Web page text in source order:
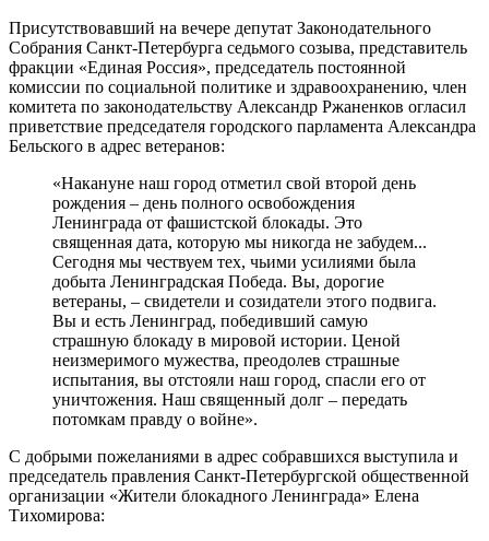
Присутствовавший на вечере депутат Законодательного
Собрания Санкт-Петербурга седьмого созыва, представитель
фракции «Единая Россия», председатель постоянной
комиссии по социальной политике и здравоохранению, член
комитета по законодательству Александр Ржаненков огласил
приветствие председателя городского парламента Александра
Бельского в адрес ветеранов:
«Накануне наш город отметил свой второй день
рождения – день полного освобождения
Ленинграда от фашистской блокады. Это
священная дата, которую мы никогда не забудем...
Сегодня мы чествуем тех, чьими усилиями была
добыта Ленинградская Победа. Вы, дорогие
ветераны, – свидетели и созидатели этого подвига.
Вы и есть Ленинград, победивший самую
страшную блокаду в мировой истории. Ценой
неизмеримого мужества, преодолев страшные
испытания, вы отстояли наш город, спасли его от
уничтожения. Наш священный долг – передать
потомкам правду о войне».
С добрыми пожеланиями в адрес собравшихся выступила и
председатель правления Санкт-Петербургской общественной
организации «Жители блокадного Ленинграда» Елена
Тихомирова: